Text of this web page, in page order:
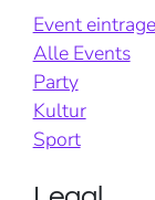
Event
Alle Events
Party
Kultur
Sport